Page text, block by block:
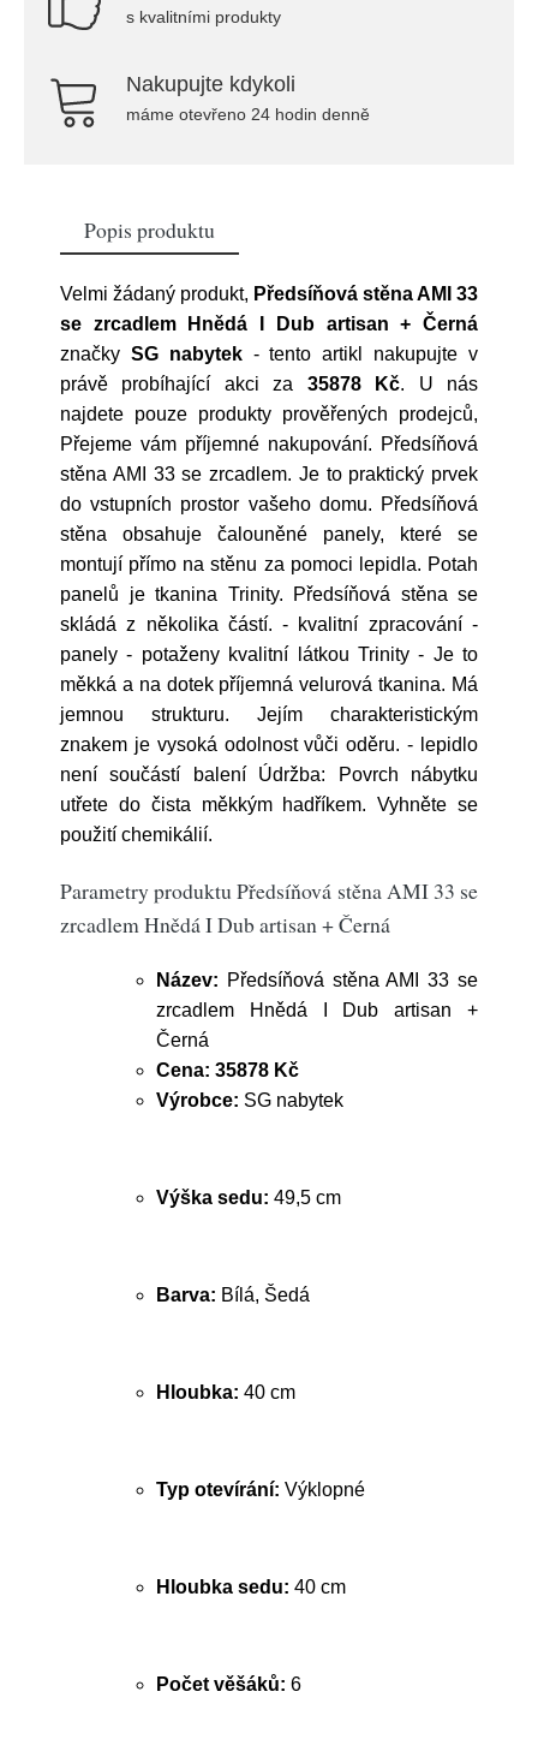
s kvalitními produkty
Nakupujte kdykoli
máme otevřeno 24 hodin denně
Popis produktu
Velmi žádaný produkt, Předsíňová stěna AMI 33
se zrcadlem Hnědá I Dub artisan + Černá
značky SG nabytek- tento artikl nakupujte v
právě probíhající akci za 35878 Kč. U nás
najdete pouze produkty prověřených prodejců,
Přejeme vám příjemné nakupování. Předsíňová
stěna AMI 33 se zrcadlem. Je to praktický prvek
do vstupních prostor vašeho domu. Předsíňová
stěna obsahuje čalouněné panely, které se
montují přímo na stěnu za pomoci lepidla. Potah
panelů je tkanina Trinity. Předsíňová stěna se
skládá z několika částí. - kvalitní zpracování -
panely - potaženy kvalitní látkou Trinity - Je to
měkká a na dotek příjemná velurová tkanina. Má
jemnou strukturu. Jejím charakteristickým
znakem je vysoká odolnost vůči oděru. - lepidlo
není součástí balení Údržba: Povrch nábytku
utřete do čista měkkým hadříkem. Vyhněte se
použití chemikálií.
Parametry produktu Předsíňová stěna AMI 33 se
zrcadlem Hnědá I Dub artisan + Černá
Název: Předsíňová stěna AMI 33 se
zrcadlem Hnědá I Dub artisan +
Černá
Cena: 35878 Kč
Výrobce: SG nabytek
Výška sedu: 49,5 cm
Barva: Bílá, Šedá
Hloubka: 40 cm
Typ otevírání: Výklopné
Hloubka sedu: 40 cm
Počet věšáků: 6